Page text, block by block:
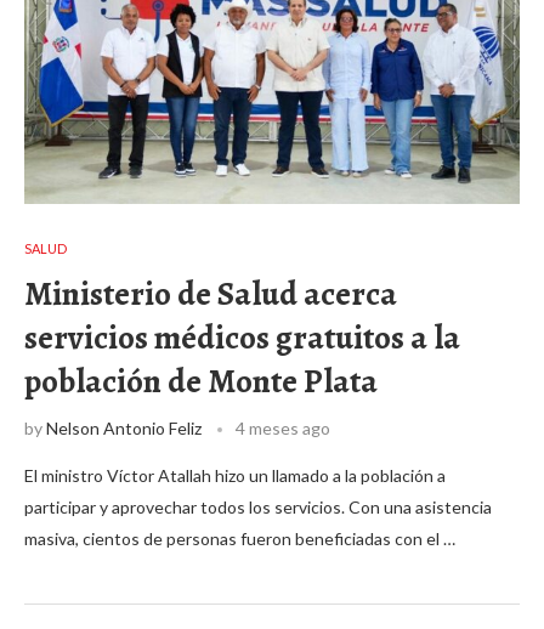
SALUD
Ministerio de Salud acerca
servicios médicos gratuitos a la
población de Monte Plata
byNelson Antonio Feliz 4 meses ago
El ministro Víctor Atallah hizo un llamado a la población a
participar y aprovechar todos los servicios. Con una asistencia
masiva, cientos de personas fueron beneficiadas con el …